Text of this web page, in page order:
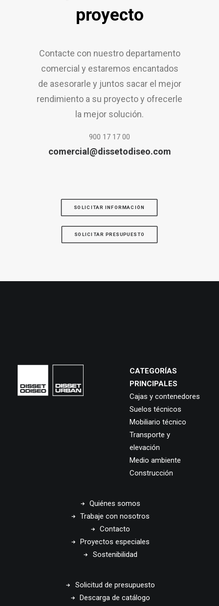
proyecto
Contacte con nuestro departamento
comercial y estaremos encantados
de asesorarle y juntos sacar el mejor
rendimiento a su proyecto y ofrecerle
la mejor solución.
900 17 17 00
comercial@dissetodiseo.com
SOLICITAR INFORMACIÓN
SOLICITAR PRESUPUESTO
CATEGORÍAS
PRINCIPALES
Cajas y contenedores
Suelos técnicos
Mobiliario técnico
Transporte y
elevación
Medio ambiente
Construcción
Quiénes somos
Trabaje con nosotros
Contacto
Proyectos especiales
Sostenibilidad
Solicitud de presupuesto
Descarga de catálogo